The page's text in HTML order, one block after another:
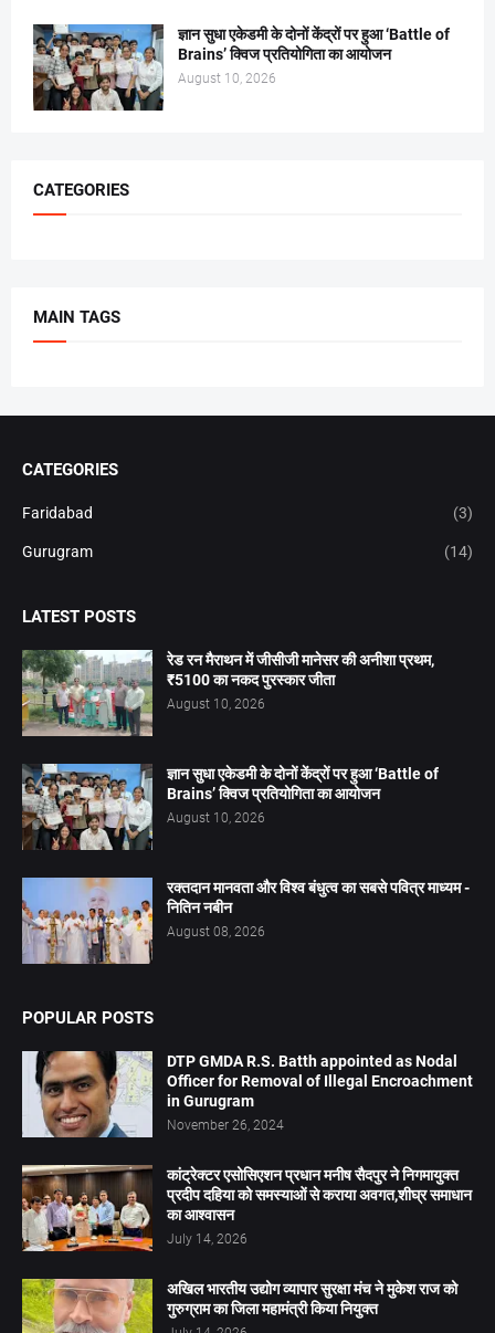
ज्ञान सुधा एकेडमी के दोनों केंद्रों पर हुआ ‘Battle of
Brains’ क्विज प्रतियोगिता का आयोजन
August 10, 2026
CATEGORIES
MAIN TAGS
CATEGORIES
Faridabad (3)
Gurugram (14)
LATEST POSTS
रेड रन मैराथन में जीसीजी मानेसर की अनीशा प्रथम,
₹5100 का नकद पुरस्कार जीता
August 10, 2026
ज्ञान सुधा एकेडमी के दोनों केंद्रों पर हुआ ‘Battle of
Brains’ क्विज प्रतियोगिता का आयोजन
August 10, 2026
रक्तदान मानवता और विश्व बंधुत्व का सबसे पवित्र माध्यम -
नितिन नबीन
August 08, 2026
POPULAR POSTS
DTP GMDA R.S. Batth appointed as Nodal
Officer for Removal of Illegal Encroachment
in Gurugram
November 26, 2024
कांट्रेक्टर एसोसिएशन प्रधान मनीष सैदपुर ने निगमायुक्त
प्रदीप दहिया को समस्याओं से कराया अवगत,शीघ्र समाधान
का आश्वासन
July 14, 2026
अखिल भारतीय उद्योग व्यापार सुरक्षा मंच ने मुकेश राज को
गुरुग्राम का जिला महामंत्री किया नियुक्त